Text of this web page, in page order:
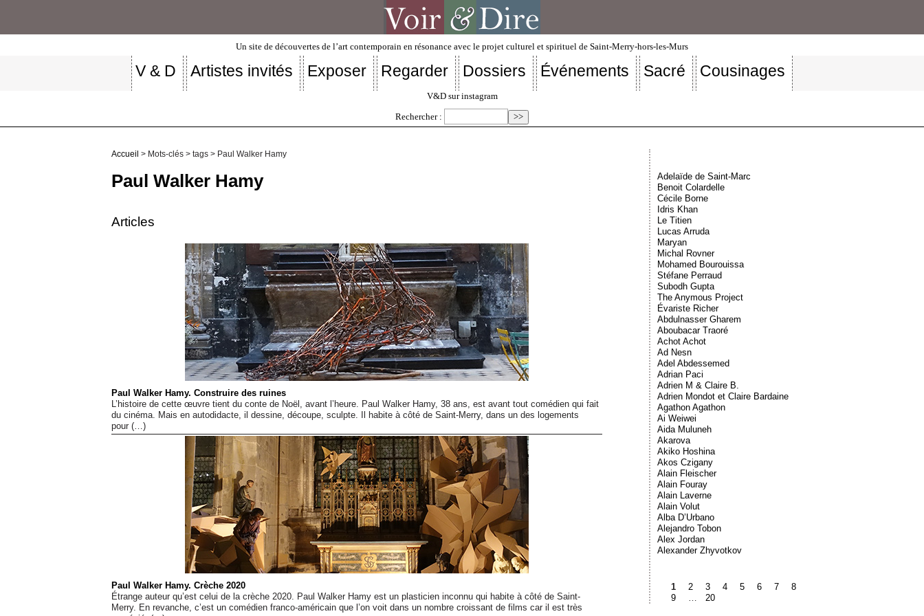
Un site de découvertes de l’art contemporain en résonance avec le projet culturel et spirituel de Saint-Merry-hors-les-Murs
V & D Artistes invités Exposer Regarder Dossiers Événements Sacré Cousinages
V&D sur instagram
Rechercher :
Accueil > Mots-clés > tags > Paul Walker Hamy
Paul Walker Hamy
Articles
Paul Walker Hamy. Construire des ruines
L’histoire de cette œuvre tient du conte de Noël, avant l’heure. Paul Walker Hamy, 38 ans, est avant tout comédien qui fait
du cinéma. Mais en autodidacte, il dessine, découpe, sculpte. Il habite à côté de Saint-Merry, dans un des logements
pour (…)
Paul Walker Hamy. Crèche 2020
Étrange auteur qu’est celui de la crèche 2020. Paul Walker Hamy est un plasticien inconnu qui habite à côté de Saint-
Merry. En revanche, c’est un comédien franco-américain que l’on voit dans un nombre croissant de films car il est très
Adelaïde de Saint-Marc
Benoit Colardelle
Cécile Borne
Idris Khan
Le Titien
Lucas Arruda
Maryan
Michal Rovner
Mohamed Bourouissa
Stéfane Perraud
Subodh Gupta
The Anymous Project
Évariste Richer
Abdulnasser Gharem
Aboubacar Traoré
Achot Achot
Ad Nesn
Adel Abdessemed
Adrian Paci
Adrien M & Claire B.
Adrien Mondot et Claire Bardaine
Agathon Agathon
Ai Weiwei
Aida Muluneh
Akarova
Akiko Hoshina
Akos Czigany
Alain Fleischer
Alain Fouray
Alain Laverne
Alain Volut
Alba D’Urbano
Alejandro Tobon
Alex Jordan
Alexander Zhyvotkov
1 2 3 4 5 6 7
8
9
20